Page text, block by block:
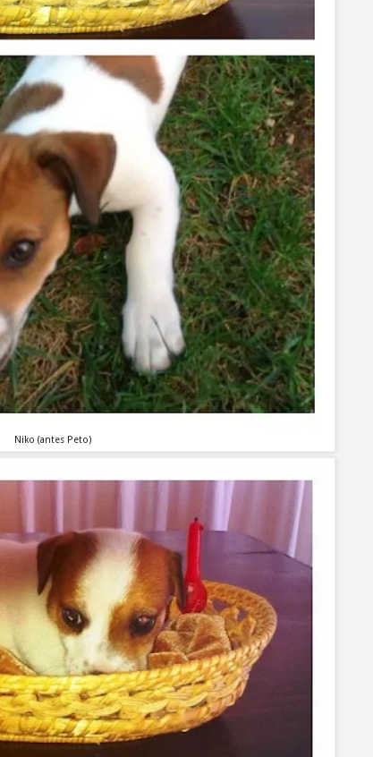
Niko (antes Peto)